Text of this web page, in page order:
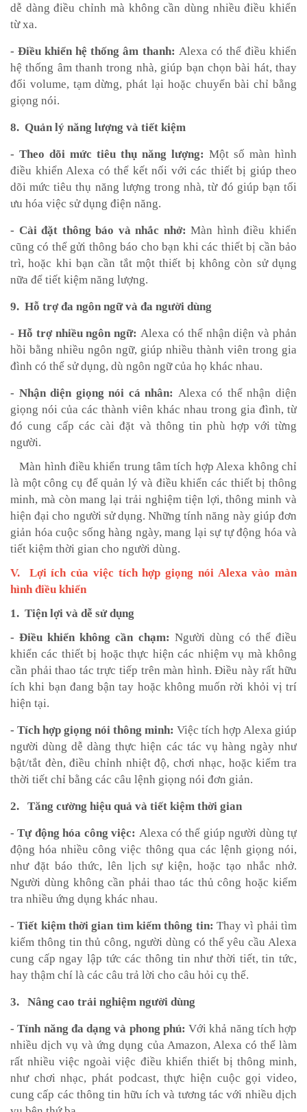
dễ dàng điều chỉnh mà không cần dùng nhiều điều khiển
từ xa.
- Điều khiển hệ thống âm thanh: Alexa có thể điều khiển
hệ thống âm thanh trong nhà, giúp bạn chọn bài hát, thay
đổi volume, tạm dừng, phát lại hoặc chuyển bài chỉ bằng
giọng nói.
8. Quản lý năng lượng và tiết kiệm
- Theo dõi mức tiêu thụ năng lượng: Một số màn hình
điều khiển Alexa có thể kết nối với các thiết bị giúp theo
dõi mức tiêu thụ năng lượng trong nhà, từ đó giúp bạn tối
ưu hóa việc sử dụng điện năng.
- Cài đặt thông báo và nhắc nhở:Màn hình điều khiển
cũng có thể gửi thông báo cho bạn khi các thiết bị cần bảo
trì, hoặc khi bạn cần tắt một thiết bị không còn sử dụng
nữa để tiết kiệm năng lượng.
9. Hỗ trợ đa ngôn ngữ và đa người dùng
- Hỗ trợ nhiều ngôn ngữ: Alexa có thể nhận diện và phản
hồi bằng nhiều ngôn ngữ, giúp nhiều thành viên trong gia
đình có thể sử dụng, dù ngôn ngữ của họ khác nhau.
- Nhận diện giọng nói cá nhân: Alexa có thể nhận diện
giọng nói của các thành viên khác nhau trong gia đình, từ
đó cung cấp các cài đặt và thông tin phù hợp với từng
người.
Màn hình điều khiển trung tâm tích hợp Alexa không chỉ
là một công cụ để quản lý và điều khiển các thiết bị thông
minh, mà còn mang lại trải nghiệm tiện lợi, thông minh và
hiện đại cho người sử dụng. Những tính năng này giúp đơn
giản hóa cuộc sống hàng ngày, mang lại sự tự động hóa và
tiết kiệm thời gian cho người dùng.
V. Lợi ích của việc tích hợp giọng nói Alexa vào màn
hình điều khiển
1. Tiện lợi và dễ sử dụng
- Điều khiển không cần chạm: Người dùng có thể điều
khiển các thiết bị hoặc thực hiện các nhiệm vụ mà không
cần phải thao tác trực tiếp trên màn hình. Điều này rất hữu
ích khi bạn đang bận tay hoặc không muốn rời khỏi vị trí
hiện tại.
- Tích hợp giọng nói thông minh: Việc tích hợp Alexa giúp
người dùng dễ dàng thực hiện các tác vụ hàng ngày như
bật/tắt đèn, điều chỉnh nhiệt độ, chơi nhạc, hoặc kiểm tra
thời tiết chỉ bằng các câu lệnh giọng nói đơn giản.
2. Tăng cường hiệu quả và tiết kiệm thời gian
- Tự động hóa công việc: Alexa có thể giúp người dùng tự
động hóa nhiều công việc thông qua các lệnh giọng nói,
như đặt báo thức, lên lịch sự kiện, hoặc tạo nhắc nhở.
Người dùng không cần phải thao tác thủ công hoặc kiểm
tra nhiều ứng dụng khác nhau.
- Tiết kiệm thời gian tìm kiếm thông tin: Thay vì phải tìm
kiếm thông tin thủ công, người dùng có thể yêu cầu Alexa
cung cấp ngay lập tức các thông tin như thời tiết, tin tức,
hay thậm chí là các câu trả lời cho câu hỏi cụ thể.
3. Nâng cao trải nghiệm người dùng
- Tính năng đa dạng và phong phú: Với khả năng tích hợp
nhiều dịch vụ và ứng dụng của Amazon, Alexa có thể làm
rất nhiều việc ngoài việc điều khiển thiết bị thông minh,
như chơi nhạc, phát podcast, thực hiện cuộc gọi video,
cung cấp các thông tin hữu ích và tương tác với nhiều dịch